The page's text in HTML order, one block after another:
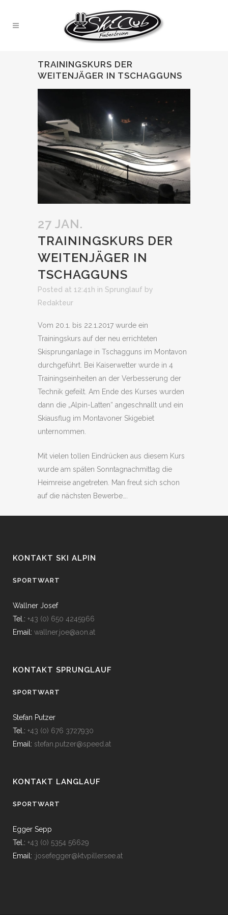
TRAININGSKURS DER
WEITENJÄGER IN TSCHAGGUNS
27 JAN.
TRAININGSKURS DER
WEITENJÄGER IN
TSCHAGGUNS
Posted at 12:41h in Sprunglauf by
Redakteur
Vom 20.1. bis 22.1.2017 wurde ein
Trainingskurs auf der neu errichteten
Skisprunganlage in Tschagguns im Montavon
durchgeführt. Bei Kaiserwetter wurde in 4
Trainingseinheiten an der Verbesserung der
Technik gefeilt. Am Ende des Kurses wurden
dann die „Alpin-Latten“ angeschnallt und ein
Skiausflug im Montavoner Skigebiet
unternommen.
Mit vielen tollen Eindrücken aus diesem Kurs
wurde am späten Sonntagnachmittag die
Heimreise angetreten. Man freut sich schon
auf die nächsten Bewerbe….
KONTAKT SKI ALPIN
SPORTWART
Wallner Josef
Tel.: +43 (0) 650 4245966
Email: wallner.joe@aon.at
KONTAKT SPRUNGLAUF
SPORTWART
Stefan Putzer
Tel.: +43 (0) 676 3727930
Email: stefan.putzer@speed.at
KONTAKT LANGLAUF
SPORTWART
Egger Sepp
Tel.: +43 (0) 5354 56629
Email: :josefegger@ktvpillersee.at